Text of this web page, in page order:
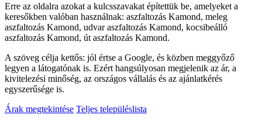
Erre az oldalra azokat a kulcsszavakat építettük be, amelyeket a
keresőkben valóban használnak: aszfaltozás Kamond, meleg
aszfaltozás Kamond, udvar aszfaltozás Kamond, kocsibeálló
aszfaltozás Kamond, út aszfaltozás Kamond.
A szöveg célja kettős: jól értse a Google, és közben meggyőző
legyen a látogatónak is. Ezért hangsúlyosan megjelenik az ár, a
kivitelezési minőség, az országos vállalás és az ajánlatkérés
egyszerűsége is.
Árak megtekintése Teljes településlista